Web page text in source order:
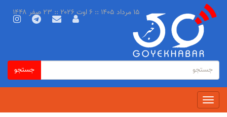
فرم
جستجو
جستجو
جستجو
Toggle
navigation
۱۵ مرداد ۱۴۰۵ :: ۶ اوت ۲۰۲۶ :: ۲۳ صفر ۱۴۴۸